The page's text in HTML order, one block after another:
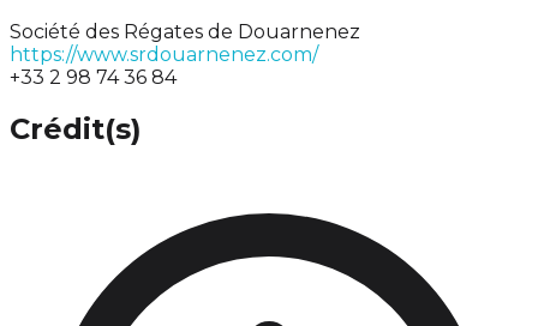
Société des Régates de Douarnenez
https://www.srdouarnenez.com/
+33 2 98 74 36 84
Crédit(s)